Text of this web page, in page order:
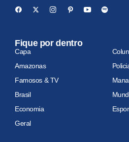
Fique por dentro
Capa
Amazonas
Famosos & TV
Brasil
Economia
Geral